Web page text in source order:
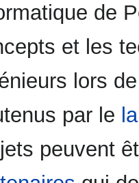
de
et les
lors
par le
peuvent